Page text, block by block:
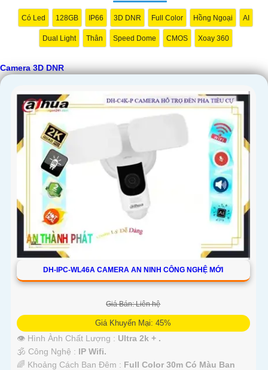
Có Led 128GB IP66 3D DNR Full Color Hồng Ngoại AI
Dual Light Thân Speed Dome CMOS Xoay 360
Camera 3D DNR
DH-IPC-WL46A CAMERA AN NINH CÔNG NGHỆ MỚI
Giá Bán: Liên hệ
Giá Khuyến Mại: 45%
👁 Hình Ành Chất Lượng : Ultra 2k + .
🕉️ Công Nghệ : IP Wifi.
🌈 Khoảng Cách Ban Đêm : Full Color 30m Có Màu Ban